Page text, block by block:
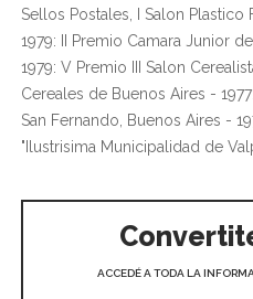
Sellos Postales, I Salon
1979: II Premio Camara Junior
1979: V Premio III Salon
Cereales de Buenos Aires -
San Fernando, Buenos Aires -
"Ilustrisima Municipalidad de
ACCEDÉ A TODA LA